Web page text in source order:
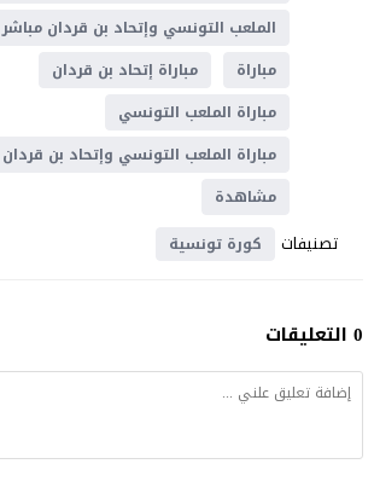
الملعب التونسي وإتحاد بن قردان مباشر
مباراة
مباراة إتحاد بن قردان
مباراة الملعب التونسي
مباراة الملعب التونسي وإتحاد بن قردان
مشاهدة
تصنيفات كورة تونسية
0 التعليقات